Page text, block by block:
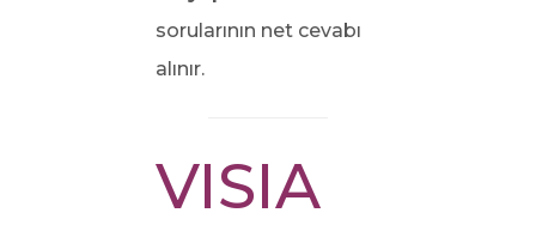
sorularının net cevabı
alınır.
VISIA